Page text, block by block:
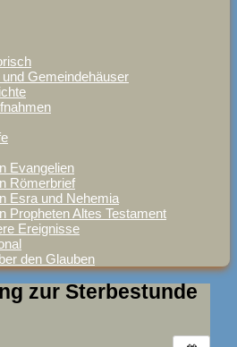
Gemeindehäuser
Evangelien
Römerbrief
Esra und Nehemia
Propheten Altes Testament
Ereignisse
den Glauben
zur Sterbestunde